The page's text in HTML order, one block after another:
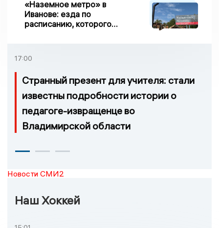
«Наземное метро» в
Иванове: езда по
расписанию, которого
17:00
Странный презент для учителя: стали
известны подробности истории о
педагоге-извращенце во
Владимирской области
Новости СМИ2
Наш Хоккей